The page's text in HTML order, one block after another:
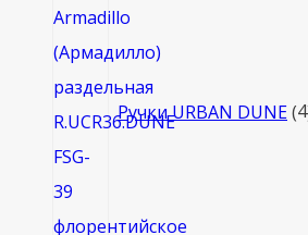
Ручки URBAN DUNE 4